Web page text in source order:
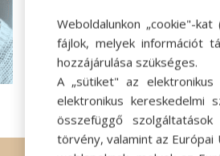
Weboldalunkon „cookie"-
fájlok, melyek információt
hozzájárulása szükséges.
A „sütiket" az
elektronikus kereskedelmi
összefüggő
törvény, valamint az Európai